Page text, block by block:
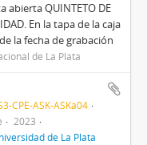
abierta QUINTETO DE
En la tapa de la caja
la fecha de grabación
de La Plata
CPE-ASK-ASKa04
2023
de La Plata